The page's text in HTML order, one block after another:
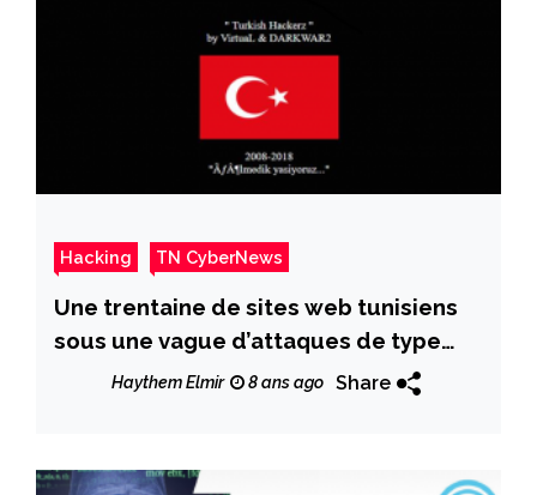
Hacking TN CyberNews
Une trentaine de sites web tunisiens
sous une vague d’attaques de type
»Web defacement »
Haythem Elmir 8 ans ago Share